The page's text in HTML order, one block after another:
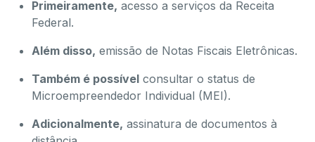
Primeiramente, acesso a serviços da Receita
Federal.
Além disso, emissão de Notas Fiscais Eletrônicas.
Também é possível consultar o status de
Microempreendedor Individual (MEI).
Adicionalmente, assinatura de documentos à